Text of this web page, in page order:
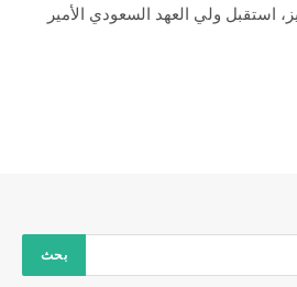
استقبل ولي العهد السعودي الأمير